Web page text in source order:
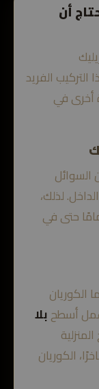
أن
الفريد
أخرى في
السوائل
لذلك،
حتى في
الكوريان
عمل أسطحبلا
الكوريان